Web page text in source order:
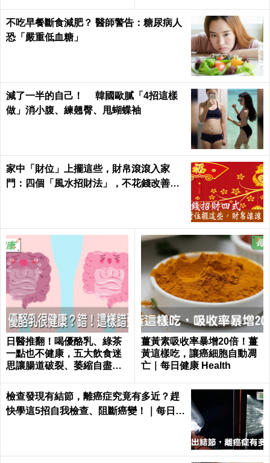
不吃早餐斷食減肥？ 醫師警告：糖尿病人
恐「嚴重低血糖」
減了一半的自己！ 韓國歐膩「4招這樣
做」消小腹、練翹臀、甩蝴蝶袖
家中「財位」上擺這些，財帛滾滾入家
門：四個「風水招財法」，不花錢改善全
日醫推翻！喝優酪乳、綠茶
一點也不健康，五大飲食迷
思讓腸道破裂、萎縮自盡｜
薑黃素吸收率暴增20倍！薑
黃這樣吃，讓癌細胞自動凋
亡｜每日健康 Health
檢查發現有結節，離癌症究竟有多近？趕
快學這5招自我檢查、阻斷癌變！｜每日健